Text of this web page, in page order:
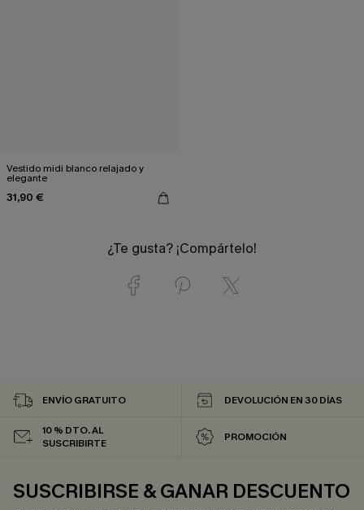
Vestido midi blanco relajado y
elegante
31,90 €
¿Te gusta? ¡Compártelo!
ENVÍO GRATUITO DEVOLUCIÓN EN 30 DÍAS
10 % DTO. AL
SUSCRIBIRTE
PROMOCIÓN
SUSCRIBIRSE & GANAR DESCUENTO